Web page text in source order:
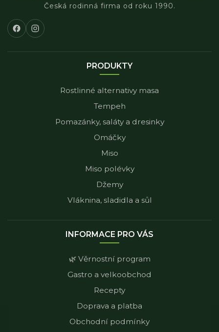
Česká rodinná firma od roku 1990.
PRODUKTY
Rostlinné alternativy masa
Tempeh
Pomazánky, saláty a dresinky
Omáčky
Miso
Miso polévky
Džemy
Vláknina, sladidla a sůl
INFORMACE PRO VÁS
🌿 Věrnostní program
Gastro a velkoobchod
Recepty
Doprava a platba
Obchodní podmínky